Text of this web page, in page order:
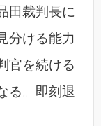
田裁判長に
分ける能力
官を続ける
る。即刻退